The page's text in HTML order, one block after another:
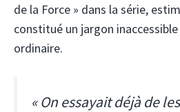
de la Force » dans la série,
constitué un jargon
ordinaire.
« On essayait déjà de